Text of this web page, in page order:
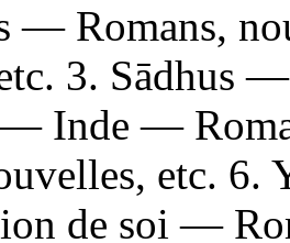
— Romans,
3. Sādhus
— Inde —
etc.
de soi —